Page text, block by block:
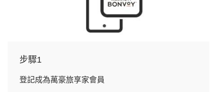
步驟1
登記成為萬豪旅享家會員